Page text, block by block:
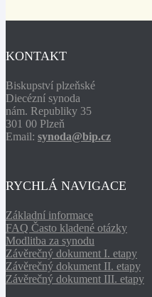
KONTAKT
Biskupství plzeňské
Diecézní synoda
nám. Republiky 35
301 00 Plzeň
Email: synoda@bip.cz
RYCHLÁ NAVIGACE
Základní informace
FAQ Často kladené otázky
Modlitba za synodu
Závěrečný dokument I. etapy
Závěrečný dokument II. etapy
Závěrečný dokument III. etapy